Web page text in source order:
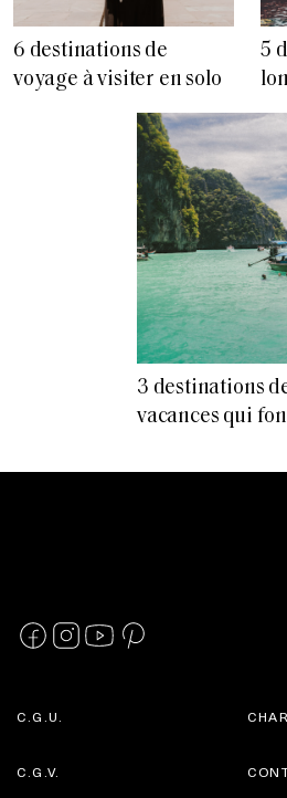
6 destinations de
voyage à visiter en solo
5
3 destinations
vacances qui
C.G.U.
C.G.V.